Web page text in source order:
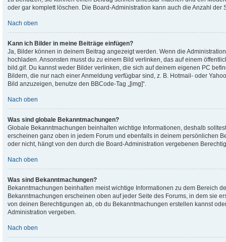
oder gar komplett löschen. Die Board-Administration kann auch die Anzahl
Nach oben
Kann ich Bilder in meine Beiträge einfügen?
Ja, Bilder können in deinem Beitrag angezeigt werden. Wenn die
hochladen. Ansonsten musst du zu einem Bild verlinken, das auf einem
bild.gif. Du kannst weder Bilder verlinken, die sich auf deinem eigenen PC
Bildern, die nur nach einer Anmeldung verfügbar sind, z. B. Hotmail- oder
Bild anzuzeigen, benutze den BBCode-Tag „[img]“.
Nach oben
Was sind globale Bekanntmachungen?
Globale Bekanntmachungen beinhalten wichtige Informationen, deshalb
erscheinen ganz oben in jedem Forum und ebenfalls in deinem persönlichen
oder nicht, hängt von den durch die Board-Administration vergebenen
Nach oben
Was sind Bekanntmachungen?
Bekanntmachungen beinhalten meist wichtige Informationen zu dem Bereich
Bekanntmachungen erscheinen oben auf jeder Seite des Forums, in dem sie
von deinen Berechtigungen ab, ob du Bekanntmachungen erstellen kannst
Administration vergeben.
Nach oben